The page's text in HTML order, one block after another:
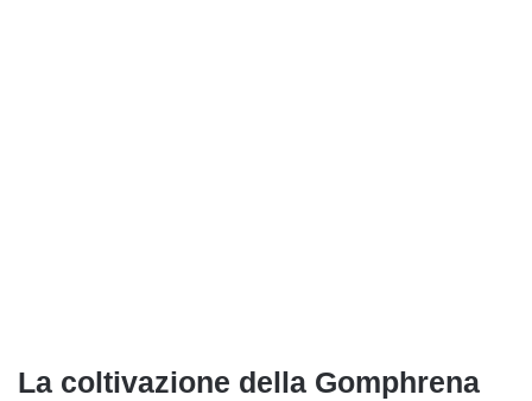
La coltivazione della Gomphrena